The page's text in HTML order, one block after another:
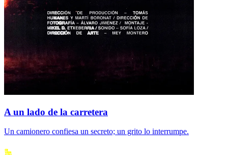
A un lado de la carretera
Un camionero confiesa un secreto; un grito lo interrumpe.